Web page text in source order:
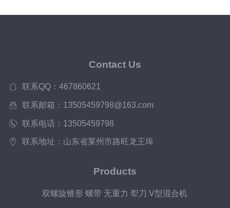
Contact Us
联系QQ：467860621
联系邮箱：13505459798@163.com
联系电话：13505459798
联系地址：山东省莱州市路旺龙王埠
Products
双螺旋锥形 螺带 无重力 犁刀 V型混合机